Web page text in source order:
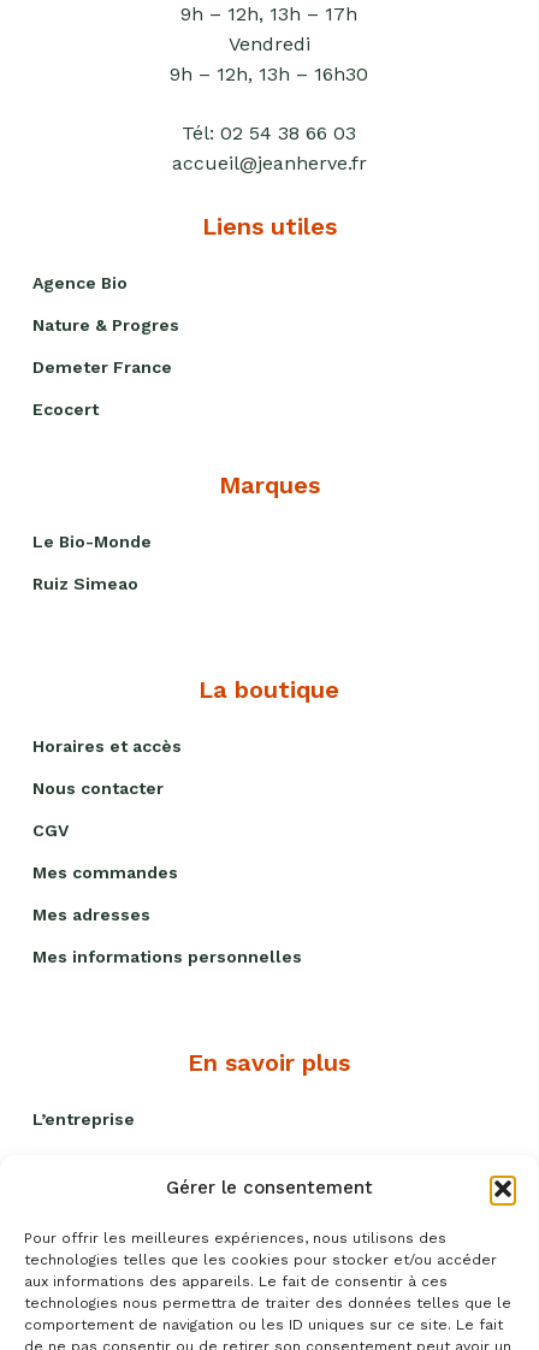
Gérer le consentement
Pour offrir les meilleures expériences, nous utilisons des
technologies telles que les cookies pour stocker et/ou accéder
aux informations des appareils. Le fait de consentir à ces
technologies nous permettra de traiter des données telles que le
comportement de navigation ou les ID uniques sur ce site. Le fait
de ne pas consentir ou de retirer son consentement peut avoir un
9h – 12h, 13h – 17h
Vendredi
9h – 12h, 13h – 16h30
Tél:02 54 38 66 03
accueil@jeanherve.fr
Liens utiles
Agence Bio
Nature & Progres
Demeter France
Ecocert
Marques
Le Bio-Monde
Ruiz Simeao
La boutique
Horaires et accès
Nous contacter
CGV
Mes commandes
Mes adresses
Mes informations personnelles
En savoir plus
L’entreprise
Politique qualité
Blog recettes
Événements
Livres